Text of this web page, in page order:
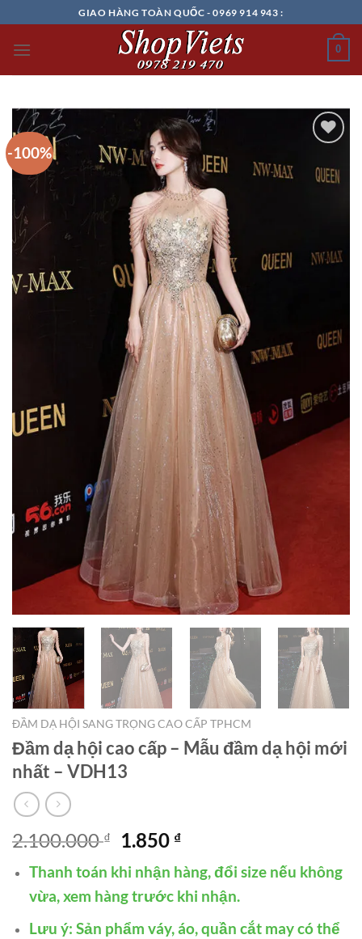
đến
nội
GIAO HÀNG TOÀN QUỐC - 0969 914 943 :
0
-100%
Add to
ĐẦM DẠ HỘI SANG TRỌNG CAO CẤP TPHCM
Đầm dạ hội cao cấp – Mẫu đầm dạ hội mới
nhất – VDH13
2.100.000₫
Giá
là:
2.100.000 ₫.
1.850 ₫Giá
tại
là:
1.850 ₫.
Thanh toán khi nhận hàng, đổi size nếu không
vừa, xem hàng trước khi nhận.
Lưu ý: Sản phẩm váy, áo, quần cắt may có thể